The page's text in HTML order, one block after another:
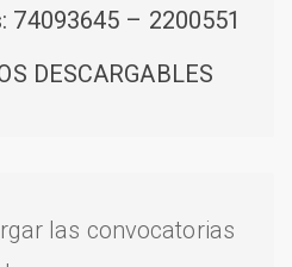
74093645 – 2200551
DESCARGABLES
las convocatorias